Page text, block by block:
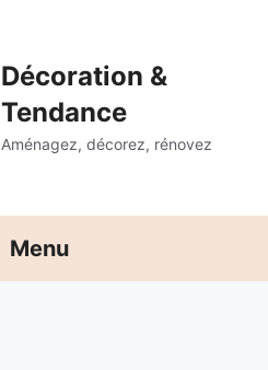
Décoration &
Tendance
Aménagez, décorez, rénovez
Menu